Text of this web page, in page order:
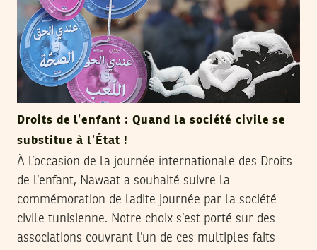
Droits de l’enfant : Quand la société civile se
substitue à l’État !
À l’occasion de la journée internationale des Droits
de l’enfant, Nawaat a souhaité suivre la
commémoration de ladite journée par la société
civile tunisienne. Notre choix s’est porté sur des
associations couvrant l’un de ces multiples faits